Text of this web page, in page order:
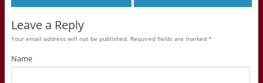
Leave a Reply
Your email address will not be published. Required fields are marked *
Name